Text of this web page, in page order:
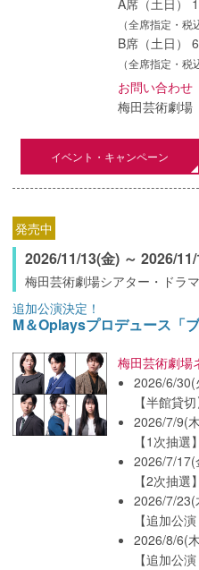
A席（土日）
（全席指定・税
B席（土日）
（全席指定・税
お問い合わせ
梅田芸術劇場
イベント・キャンペーン
発売中
2026/11/13(金) ～ 2026/
梅田芸術劇場シアター・ドラ
追加公演決定！
M＆Oplaysプロデュース「ブ
梅田芸術劇場
2026/6/
【半館貸切
2026/7/9(
【1次抽選】
2026/7/
【2次抽選】
2026/7/
【追加公
2026/8/6(
【追加公